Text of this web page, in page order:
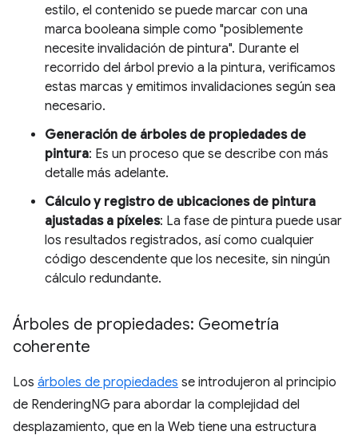
estilo, el contenido se puede marcar con una
marca booleana simple como "posiblemente
necesite invalidación de pintura". Durante el
recorrido del árbol previo a la pintura, verificamos
estas marcas y emitimos invalidaciones según sea
necesario.
Generación de árboles de propiedades de
pintura: Es un proceso que se describe con más
detalle más adelante.
Cálculo y registro de ubicaciones de pintura
ajustadas a píxeles: La fase de pintura puede usar
los resultados registrados, así como cualquier
código descendente que los necesite, sin ningún
cálculo redundante.
Árboles de propiedades: Geometría
coherente
Los árboles de propiedades se introdujeron al principio
de RenderingNG para abordar la complejidad del
desplazamiento, que en la Web tiene una estructura